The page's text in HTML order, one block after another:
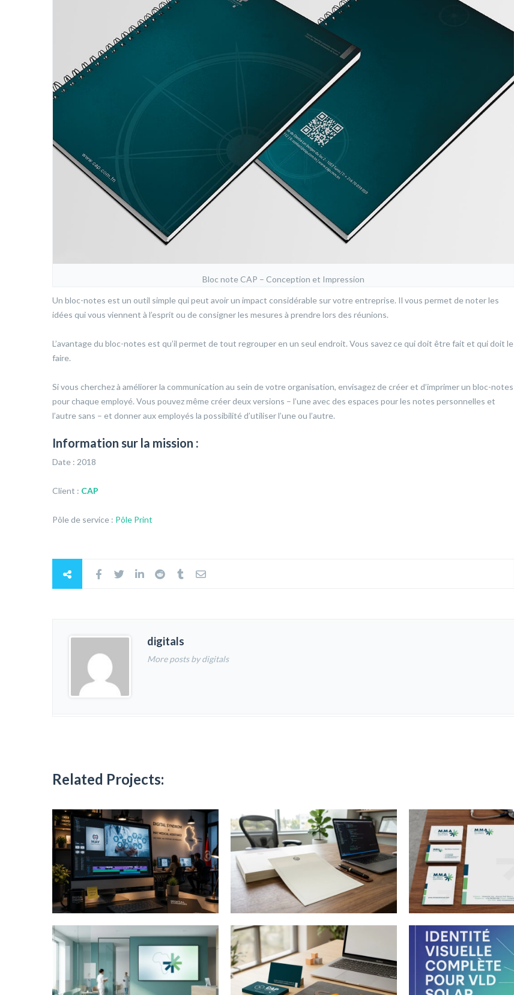
Bloc note CAP – Conception et Impression
Un bloc-notes est un outil simple qui peut avoir un impact considérable sur votre entreprise. Il vous permet de noter les
idées qui vous viennent à l’esprit ou de consigner les mesures à prendre lors des réunions.
L’avantage du bloc-notes est qu’il permet de tout regrouper en un seul endroit. Vous savez ce qui doit être fait et qui doit le
faire.
Si vous cherchez à améliorer la communication au sein de votre organisation, envisagez de créer et d’imprimer un bloc-notes
pour chaque employé. Vous pouvez même créer deux versions – l’une avec des espaces pour les notes personnelles et
l’autre sans – et donner aux employés la possibilité d’utiliser l’une ou l’autre.
Information sur la mission :
Date : 2018
Client : CAP
Pôle de service : Pôle Print
digitals
More posts by digitals
Related Projects: